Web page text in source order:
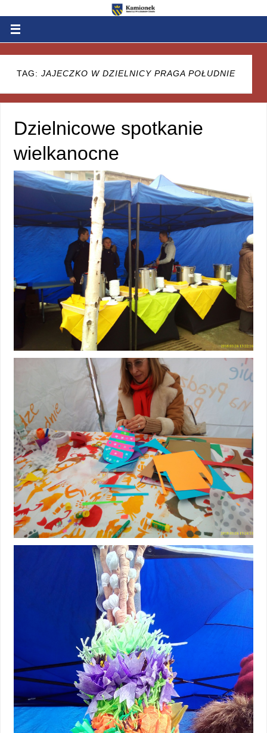
TAG: JAJECZKO W DZIELNICY PRAGA POŁUDNIE
Dzielnicowe spotkanie
wielkanocne